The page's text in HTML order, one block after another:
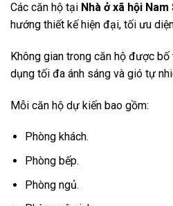
Các căn hộ tại Nhà ở xã hội
hướng thiết kế hiện đại, tối ưu
Không gian trong căn hộ được
dụng tối đa ánh sáng và gió tự
Mỗi căn hộ dự kiến bao gồm:
Phòng khách.
Phòng bếp.
Phòng ngủ.